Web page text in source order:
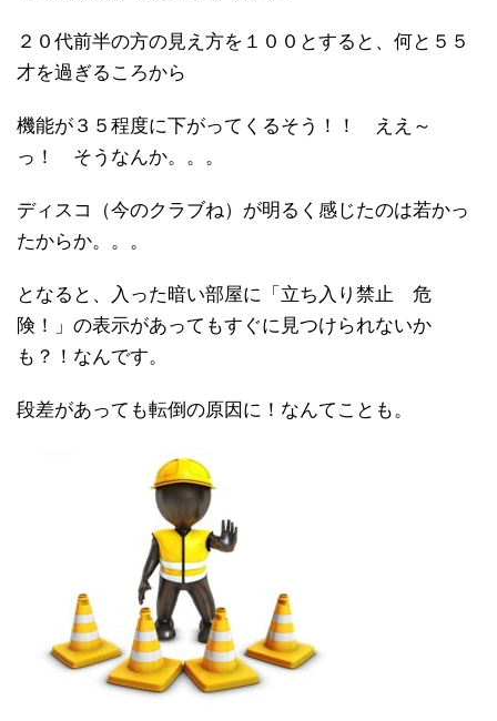
２０代前半の方の見え方を１００とすると、何と５５
才を過ぎるころから
機能が３５程度に下がってくるそう！！ ええ～
っ！ そうなんか。。。
ディスコ（今のクラブね）が明るく感じたのは若かっ
たからか。。。
となると、入った暗い部屋に「立ち入り禁止 危
険！」の表示があってもすぐに見つけられないか
も？！なんです。
段差があっても転倒の原因に！なんてことも。